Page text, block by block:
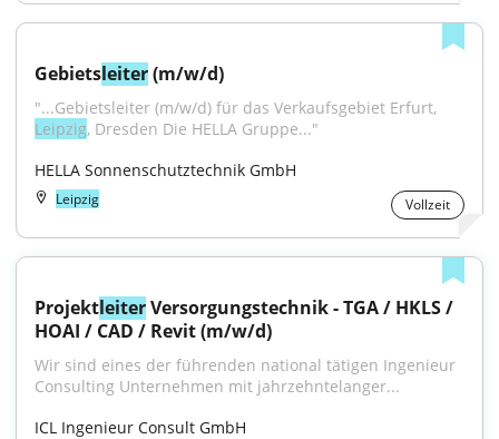
Gebietsleiter (m/w/d)
Leipzig, Dresden Die HELLA Gruppe..."
HELLA Sonnenschutztechnik GmbH
Leipzig Vollzeit
Projektleiter Versorgungstechnik - TGA / HKLS /
HOAI / CAD / Revit (m/w/d)
Wir sind eines der führenden national tätigen Ingenieur
Consulting Unternehmen mit jahrzehntelanger...
ICL Ingenieur Consult GmbH